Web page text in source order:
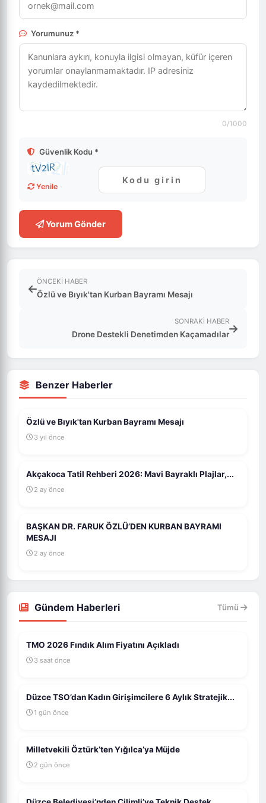
Yorumunuz *
0/1000
Güvenlik Kodu *
Yenile
Yorum Gönder
ÖNCEKI HABER
Özlü ve Bıyık'tan Kurban Bayramı Mesajı
SONRAKI HABER
Drone Destekli Denetimden Kaçamadılar
Benzer Haberler
Özlü ve Bıyık'tan Kurban Bayramı Mesajı
3 yıl önce
Akçakoca Tatil Rehberi 2026: Mavi Bayraklı Plajlar,...
2 ay önce
BAŞKAN DR. FARUK ÖZLÜ’DEN KURBAN BAYRAMI
MESAJI
2 ay önce
Gündem Haberleri Tümü
TMO 2026 Fındık Alım Fiyatını Açıkladı
3 saat önce
Düzce TSO’dan Kadın Girişimcilere 6 Aylık Stratejik...
1 gün önce
Milletvekili Öztürk’ten Yığılca’ya Müjde
2 gün önce